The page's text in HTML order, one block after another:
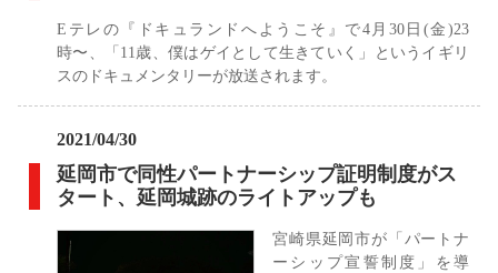
Eテレの『ドキュランドへようこそ』で4月30日(金)23
時〜、「11歳、僕はゲイとして生きていく」というイギリ
スのドキュメンタリーが放送されます。
2021/04/30
延岡市で同性パートナーシップ証明制度がス
タート、延岡城跡のライトアップも
宮崎県延岡市が「パートナ
ーシップ宣誓制度」を導